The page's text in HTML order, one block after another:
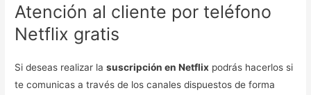
Atención al cliente por teléfono
Netflix gratis
Si deseas realizar lasuscripción en Netflix podrás hacerlos si
te comunicas a través de los canales dispuestos de forma